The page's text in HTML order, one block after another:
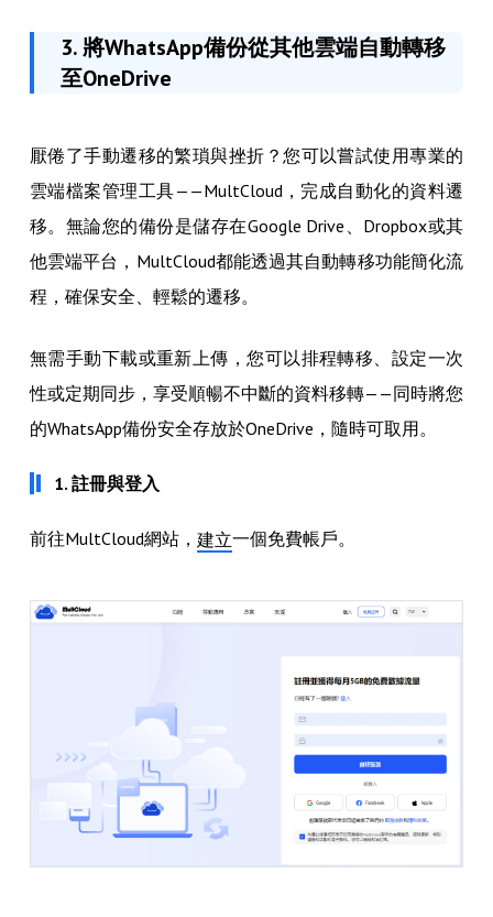
3. 將WhatsApp備份從其他雲端自動轉移
至OneDrive
厭倦了手動遷移的繁瑣與挫折？您可以嘗試使用專業的
雲端檔案管理工具——MultCloud，完成自動化的資料遷
移。無論您的備份是儲存在Google Drive、Dropbox或其
他雲端平台，MultCloud都能透過其自動轉移功能簡化流
程，確保安全、輕鬆的遷移。
無需手動下載或重新上傳，您可以排程轉移、設定一次
性或定期同步，享受順暢不中斷的資料移轉——同時將您
的WhatsApp備份安全存放於OneDrive，隨時可取用。
1. 註冊與登入
前往MultCloud網站， 建立一個免費帳戶。